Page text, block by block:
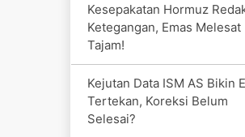
Kesepakatan Hormuz
Ketegangan, Emas Melesat
Tajam!
Kejutan Data ISM AS Bikin
Tertekan, Koreksi Belum
Selesai?